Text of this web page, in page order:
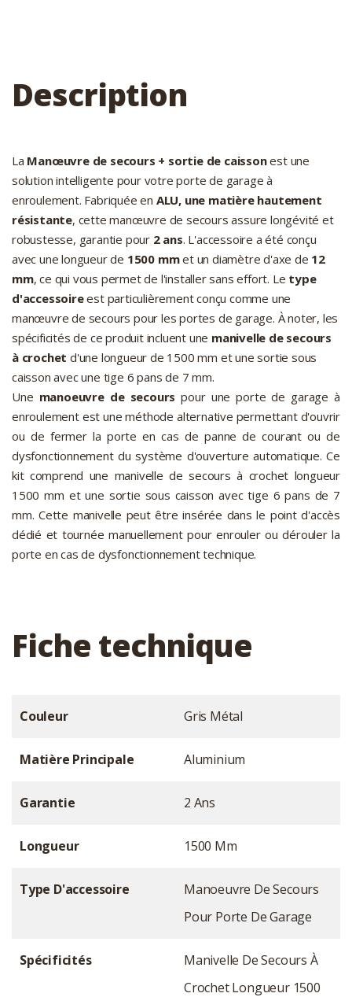
Description
La Manœuvre de secours + sortie de caissonest une
solution intelligente pour votre porte de garage à
enroulement. Fabriquée en ALU, une matière hautement
résistante, cette manœuvre de secours assure longévité et
robustesse, garantie pour 2 ans. L'accessoire a été conçu
avec une longueur de 1500 mmet un diamètre d'axe de 12
mm, ce qui vous permet de l'installer sans effort. Le type
d'accessoireest particulièrement conçu comme une
manœuvre de secours pour les portes de garage. À noter, les
spécificités de ce produit incluent une manivelle de secours
à crochet d'une longueur de 1500 mm et une sortie sous
caisson avec une tige 6 pans de 7 mm.
Une manoeuvre de secours pour une porte de garage à
enroulement est une méthode alternative permettant d'ouvrir
ou de fermer la porte en cas de panne de courant ou de
dysfonctionnement du système d'ouverture automatique. Ce
kit comprend une manivelle de secours à crochet longueur
1500 mm et une sortie sous caisson avec tige 6 pans de 7
mm. Cette manivelle peut être insérée dans le point d'accès
dédié et tournée manuellement pour enrouler ou dérouler la
porte en cas de dysfonctionnement technique.
Fiche technique
Couleur Gris Métal
Matière Principale Aluminium
Garantie 2 Ans
Longueur 1500 Mm
Type D'accessoire
Manoeuvre De Secours
Pour Porte De Garage
Spécificités
Manivelle De Secours À
Crochet Longueur 1500